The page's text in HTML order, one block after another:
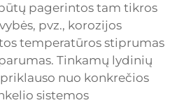
pagerintos tam tikros
pvz., korozijos
temperatūros stiprumas
Tinkamų lydinių
nuo konkrečios
sistemos